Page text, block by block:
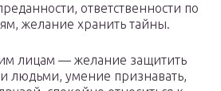
ответственности по
желание хранить тайны.
лицам — желание защитить
людьми, умение признавать,